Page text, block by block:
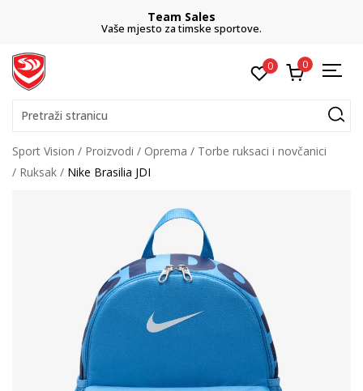
Team Sales
Vaše mjesto za timske sportove.
0 0
Pretraži stranicu
Sport Vision Proizvodi Oprema
Torbe ruksaci i novčanici
Ruksak
Nike Brasilia JDI